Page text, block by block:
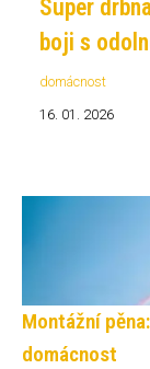
Super
boji s
domácnost
16. 01. 2026
Montážní
domácnost